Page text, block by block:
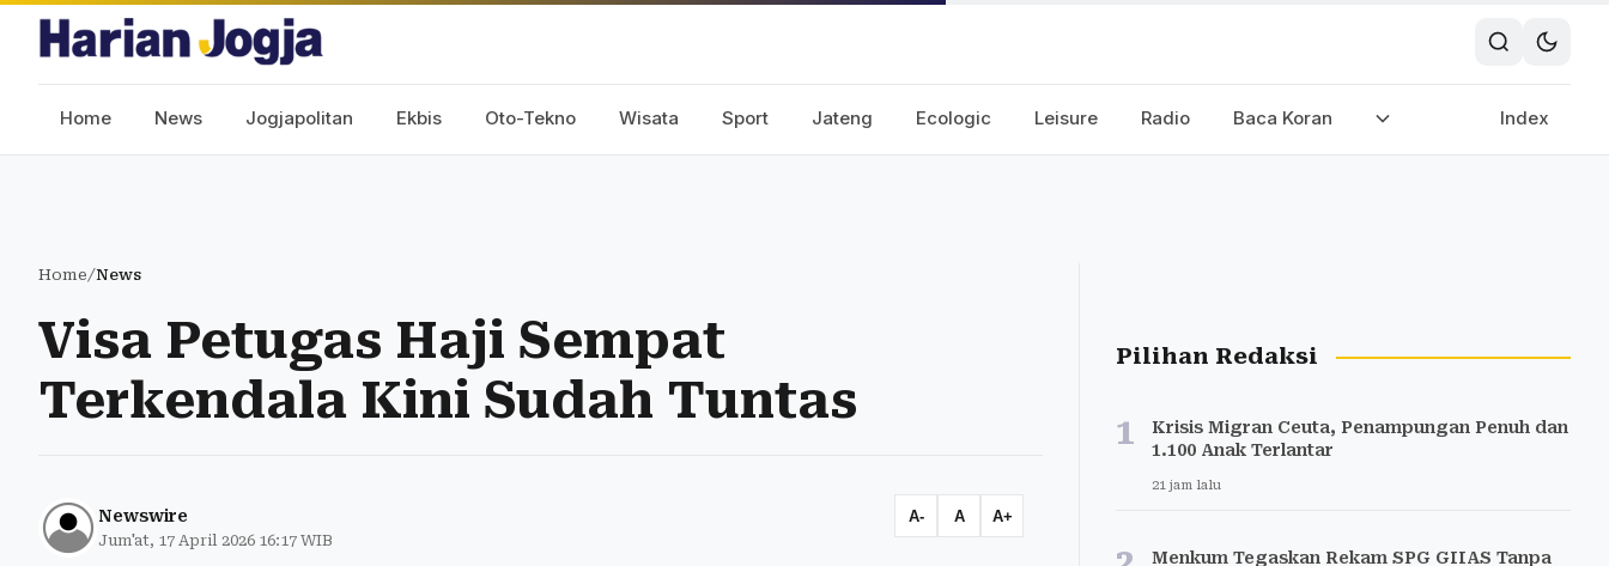
Home News Jogjapolitan Ekbis Oto-Tekno Wisata Sport Jateng Ecologic Leisure Radio Baca Koran Index
Home/News
Visa Petugas Haji Sempat
Terkendala Kini Sudah Tuntas
Newswire
Jum'at, 17 April 2026 16:17 WIB
A- A A+
Pilihan Redaksi
1
Krisis Migran Ceuta, Penampungan Penuh dan
1.100 Anak Terlantar
21 jam lalu
Menkum Tegaskan Rekam SPG GIIAS Tanpa